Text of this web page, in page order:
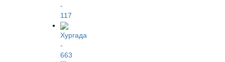
-
117
Хургада
-
663